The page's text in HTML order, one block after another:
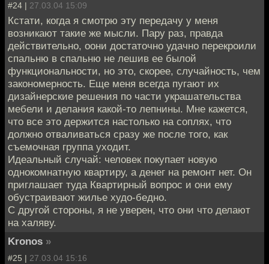
#24 | 27.03.04 15:09
Кстати, когда я смотрю эту передачу у меня
возникают такие же мысли. Пару раз, правда
действительно, оони достаточно удачно перекроили
спальню в спальню не лешив ее былой
функциональности, но это, скорее, случайность, чем
закономерность. Еще меня всегда пугают их
дизайнерские решения по части украшательства
мебели и делания какой-то лепнины. Мне кажется,
что все это держится настолько на соплях, что
должно отваливаться сразу же после того, как
съемочная группа уходит.
Идеальный случай: человек покупает новую
однокомнатную квартиру, а денег на ремонт нет. Он
приглашает туда Квартирный вопрос и они ему
обустраивают жилье худо-бедно.
С другой стороны, я не уверен, что они что делают
на халяву.
Kronos »
#25 | 27.03.04 15:16